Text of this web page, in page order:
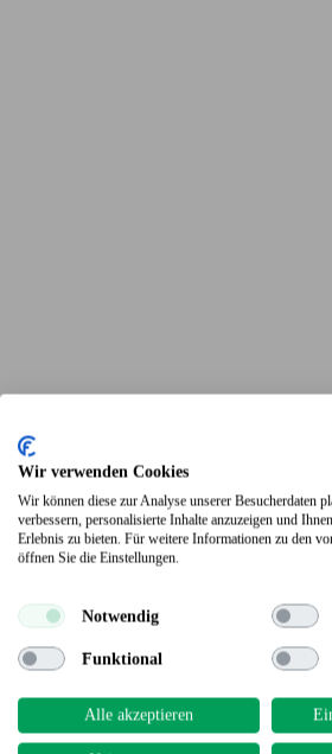
Terrassendielen
Wir verwenden Cookies
Wir können diese zur Analyse unserer Besucherdaten
verbessern, personalisierte Inhalte anzuzeigen und
Erlebnis zu bieten. Für weitere Informationen zu den
öffnen Sie die Einstellungen.
Notwendig
Funktional
Alle akzeptieren